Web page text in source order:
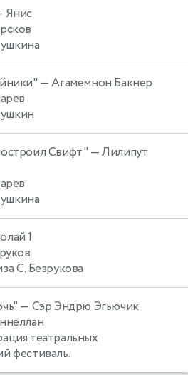
Янис
— Агамемнон Бакнер
Свифт" — Лилипут
1
С. Безрукова
— Сэр Эндрю Эгьючик
театральных
фестиваль.